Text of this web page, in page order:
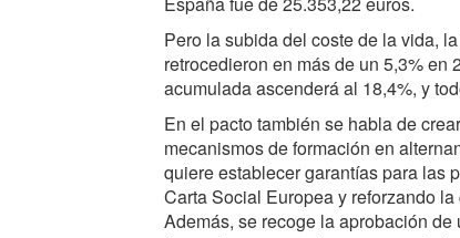
Pero la subida del coste de la vida,
retrocedieron en más de un 5,3%
acumulada ascenderá al 18,4%, y
En el pacto también se habla de
mecanismos de formación en
quiere establecer garantías para las
Carta Social Europea y reforzando
Además, se recoge la aprobación